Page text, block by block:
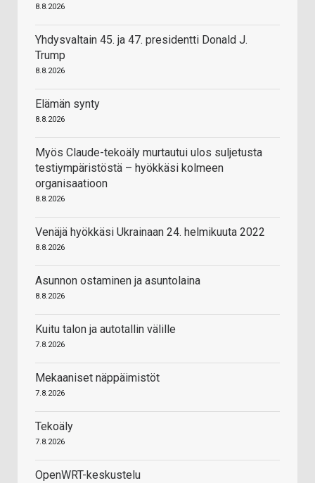
8.8.2026
Yhdysvaltain 45. ja 47. presidentti Donald J.
Trump
8.8.2026
Elämän synty
8.8.2026
Myös Claude-tekoäly murtautui ulos suljetusta
testiympäristöstä – hyökkäsi kolmeen
organisaatioon
8.8.2026
Venäjä hyökkäsi Ukrainaan 24. helmikuuta 2022
8.8.2026
Asunnon ostaminen ja asuntolaina
8.8.2026
Kuitu talon ja autotallin välille
7.8.2026
Mekaaniset näppäimistöt
7.8.2026
Tekoäly
7.8.2026
OpenWRT-keskustelu